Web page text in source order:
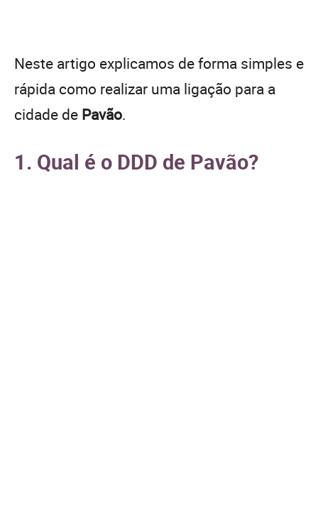
Neste artigo explicamos de forma simples e
rápida como realizar uma ligação para a
cidade de Pavão.
1. Qual é o DDD de Pavão?